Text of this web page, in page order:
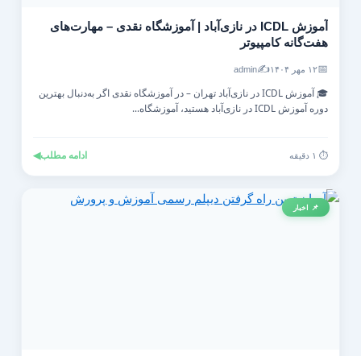
آموزش ICDL در نازی‌آباد | آموزشگاه نقدی – مهارت‌های
هفت‌گانه کامپیوتر
۱۲ مهر ۱۴۰۴ ✍️
admin
🎓 آموزش ICDL در نازی‌آباد تهران – در آموزشگاه نقدی اگر به‌دنبال بهترین
دوره آموزش ICDL در نازی‌آباد هستید، آموزشگاه...
ادامه مطلب◀
📌 اخبار